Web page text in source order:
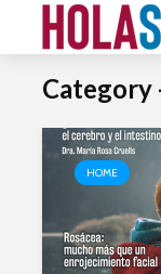
Category
HOME